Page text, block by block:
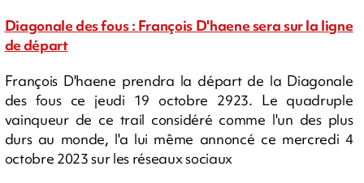
Diagonale des fous : François D'haene sera sur la ligne
de départ
François D'haene prendra la départ de la Diagonale
des fous ce jeudi 19 octobre 2923. Le quadruple
vainqueur de ce trail considéré comme l'un des plus
durs au monde, l'a lui même annoncé ce mercredi 4
octobre 2023 sur les réseaux sociaux